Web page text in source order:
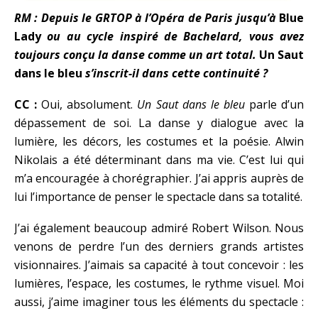
RM : Depuis le GRTOP à l’Opéra de Paris jusqu’à Blue
Ladyou au cycle inspiré de Bachelard, vous avez
toujours conçu la danse comme un art total. Un Saut
dans le bleu s’inscrit-il dans cette continuité ?
CC : Oui, absolument. Un Saut dans le bleuparle d’un
dépassement de soi. La danse y dialogue avec la
lumière, les décors, les costumes et la poésie. Alwin
Nikolais a été déterminant dans ma vie. C’est lui qui
m’a encouragée à chorégraphier. J’ai appris auprès de
lui l’importance de penser le spectacle dans sa totalité.
J’ai également beaucoup admiré Robert Wilson. Nous
venons de perdre l’un des derniers grands artistes
visionnaires. J’aimais sa capacité à tout concevoir : les
lumières, l’espace, les costumes, le rythme visuel. Moi
aussi, j’aime imaginer tous les éléments du spectacle :